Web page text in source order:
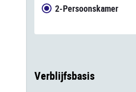
2-Persoonskamer
Verblijfsbasis